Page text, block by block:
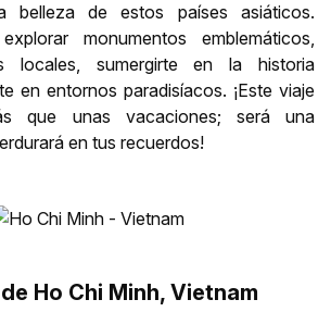
belleza de estos países asiáticos.
monumentos emblemáticos,
locales, sumergirte en la historia
en entornos paradisíacos. ¡Este viaje
que unas vacaciones; será una
en tus recuerdos!
Ho Chi Minh, Vietnam